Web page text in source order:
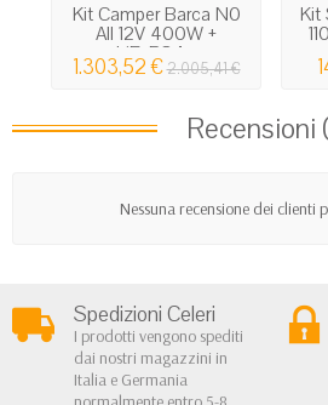
Kit Camper Barca N0
All 12V 400W +
LiFePO4...
1.303,52 €2.005,41 €
Kit
Recensioni
Nessuna recensione dei clienti
Spedizioni Celeri
I prodotti vengono spediti
dai nostri magazzini in
Italia e Germania